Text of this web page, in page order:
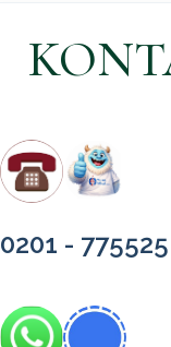
0201 - 775525